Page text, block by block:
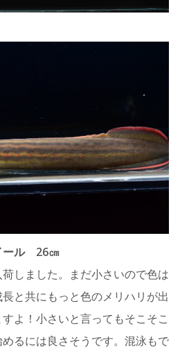
ール 26㎝
しました。まだ小さいので色は
と共にもっと色のメリハリが出
よ！小さいと言ってもそこそこ
るには良さそうです。混泳もで